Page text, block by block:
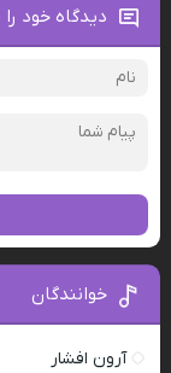
دیدگاه خود را
خوانندگان
آرون افشار